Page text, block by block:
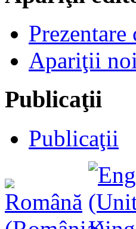
Prezentare
Apariţii noi
Publicaţii
Publicaţii